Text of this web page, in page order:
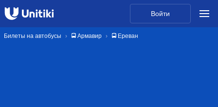
Войти
Билеты на автобусы 🚍 Армавир 🚍 Ереван